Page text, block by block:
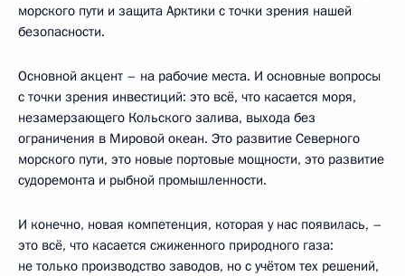
морского пути и защита Арктики с точки зрения нашей
безопасности.
Основной акцент – на рабочие места. И основные вопросы
с точки зрения инвестиций: это всё, что касается моря,
незамерзающего Кольского залива, выхода без
ограничения в Мировой океан. Это развитие Северного
морского пути, это новые портовые мощности, это развитие
судоремонта и рыбной промышленности.
И конечно, новая компетенция, которая у нас появилась, –
это всё, что касается сжиженного природного газа:
не только производство заводов, но с учётом тех решений,